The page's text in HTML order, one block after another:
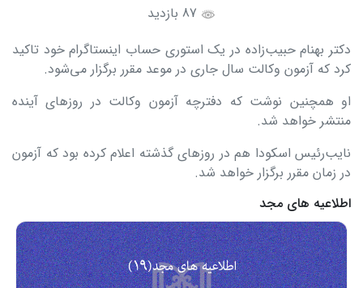
دکتر بهنام حبیب‌زاده در یک استوری حساب اینستاگرام خود تاکید
کرد که آزمون وکالت سال جاری در موعد مقرر برگزار می‌شود.
او همچنین نوشت که دفترچه آزمون وکالت در روزهای آینده
منتشر خواهد شد.
نایب‌رئیس اسکودا هم در روزهای گذشته اعلام کرده بود که آزمون
در زمان مقرر برگزار خواهد شد.
اطلاعیه های مجد